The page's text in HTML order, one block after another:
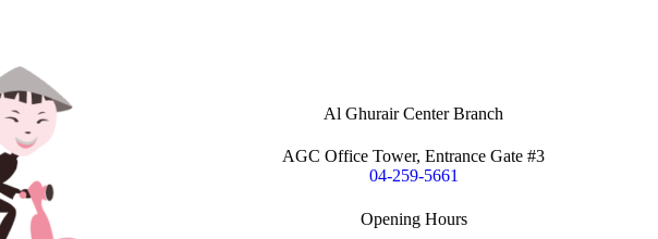
Al Ghurair Center Branch
AGC Office Tower, Entrance Gate #3
04-259-5661
Opening Hours